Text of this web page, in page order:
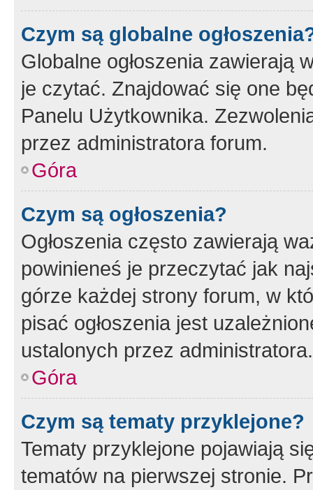
Czym są globalne
Globalne ogłoszenia zawierają
je czytać. Znajdować się one
Panelu Użytkownika.
przez administratora forum.
Góra
Czym są ogłoszenia?
Ogłoszenia często zawierają
powinieneś je przeczytać jak
górze każdej strony forum, w
pisać ogłoszenia jest
ustalonych przez administratora.
Góra
Czym są tematy przyklejone?
Tematy przyklejone pojawiają
tematów na pierwszej stronie.